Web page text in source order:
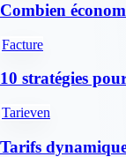
Combien
Facture
10 stratégies
Tarieven
Tarifs